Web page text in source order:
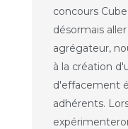
concours
désormais
agrégateur,
à la création
d'effacement
adhérents.